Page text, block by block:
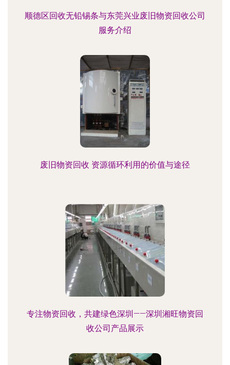
顺德区回收无铅锡条与东莞兴业废旧物资回收公司
服务介绍
废旧物资回收 资源循环利用的价值与途径
专注物资回收，共建绿色深圳——深圳湘旺物资回
收公司产品展示